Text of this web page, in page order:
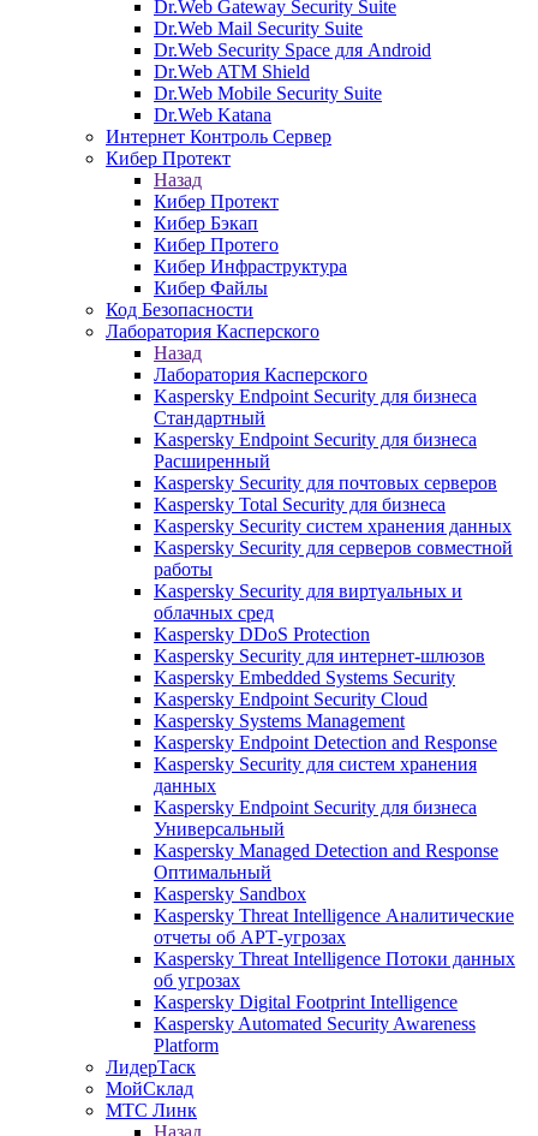
Dr.Web Gateway Security Suite
Dr.Web Mail Security Suite
Dr.Web Security Space для Android
Dr.Web ATM Shield
Dr.Web Mobile Security Suite
Dr.Web Katana
Интернет Контроль Сервер
Кибер Протект
Назад
Кибер Протект
Кибер Бэкап
Кибер Протего
Кибер Инфраструктура
Кибер Файлы
Код Безопасности
Лаборатория Касперского
Назад
Лаборатория Касперского
Kaspersky Endpoint Security для бизнеса
Стандартный
Kaspersky Endpoint Security для бизнеса
Расширенный
Kaspersky Security для почтовых серверов
Kaspersky Total Security для бизнеса
Kaspersky Security систем хранения данных
Kaspersky Security для серверов совместной
работы
Kaspersky Security для виртуальных и
облачных сред
Kaspersky DDoS Protection
Kaspersky Security для интернет-шлюзов
Kaspersky Embedded Systems Security
Kaspersky Endpoint Security Cloud
Kaspersky Systems Management
Kaspersky Endpoint Detection and Response
Kaspersky Security для систем хранения
данных
Kaspersky Endpoint Security для бизнеса
Универсальный
Kaspersky Managed Detection and Response
Оптимальный
Kaspersky Sandbox
Kaspersky Threat Intelligence Аналитические
отчеты об АРТ-угрозах
Kaspersky Threat Intelligence Потоки данных
об угрозах
Kaspersky Digital Footprint Intelligence
Kaspersky Automated Security Awareness
Platform
ЛидерТаск
МойСклад
МТС Линк
Назад